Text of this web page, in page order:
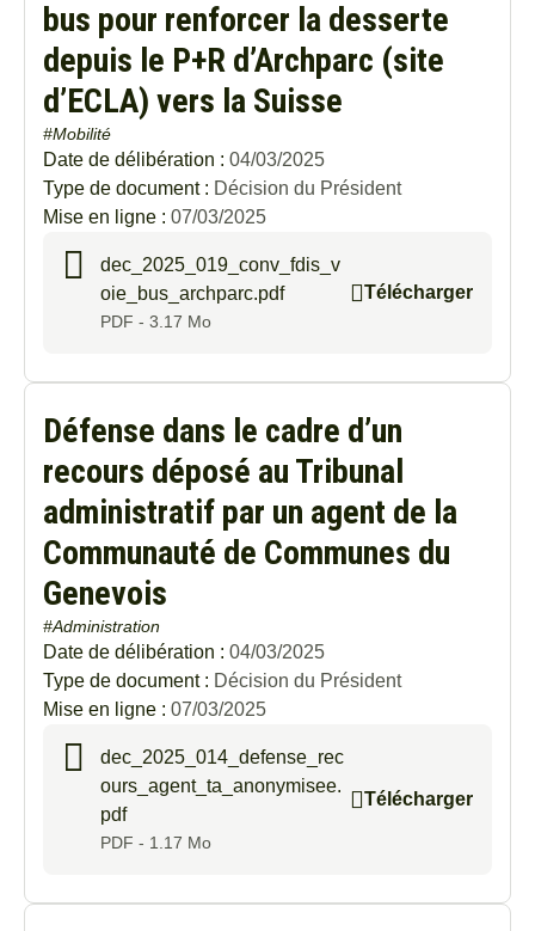
Au
bus pour renforcer la desserte
depuis le P+R d’Archparc (site
d’ECLA) vers la Suisse
#Mobilité
Date de délibération : 04/03/2025
Type de document : Décision du Président
Mise en ligne : 07/03/2025
dec_2025_019_conv_fdis_v
oie_bus_archparc.pdf
PDF - 3.17 Mo
Télécharger
Défense dans le cadre d’un
recours déposé au Tribunal
administratif par un agent de la
Communauté de Communes du
Genevois
#Administration
Date de délibération : 04/03/2025
Type de document : Décision du Président
Mise en ligne : 07/03/2025
dec_2025_014_defense_rec
ours_agent_ta_anonymisee.
pdf
PDF - 1.17 Mo
Télécharger